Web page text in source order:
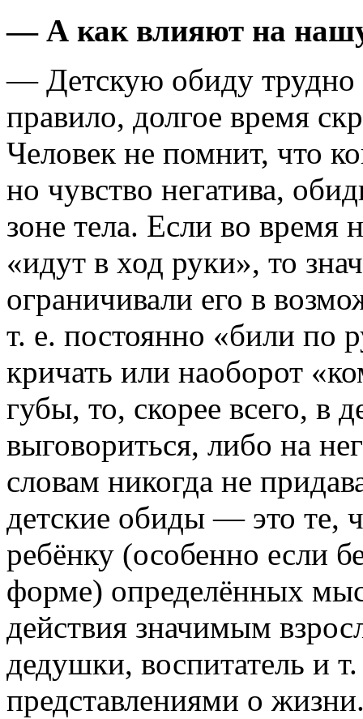
— А как влияют на
— Детскую обиду трудно
правило, долгое время
Человек не помнит, что
но чувство негатива,
зоне тела. Если во время
«идут в ход руки», то
ограничивали его в
т. е. постоянно «били по
кричать или наоборот
губы, то, скорее всего, в
выговориться, либо на
словам никогда не
детские обиды — это те,
ребёнку (особенно если
форме) определённых
действия значимым
дедушки, воспитатель и
представлениями о